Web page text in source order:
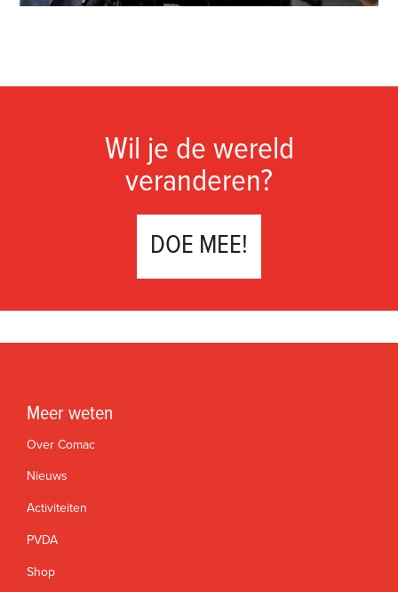
Wil je de wereld
veranderen?
DOE MEE!
Meer weten
Over Comac
Nieuws
Activiteiten
PVDA
Shop